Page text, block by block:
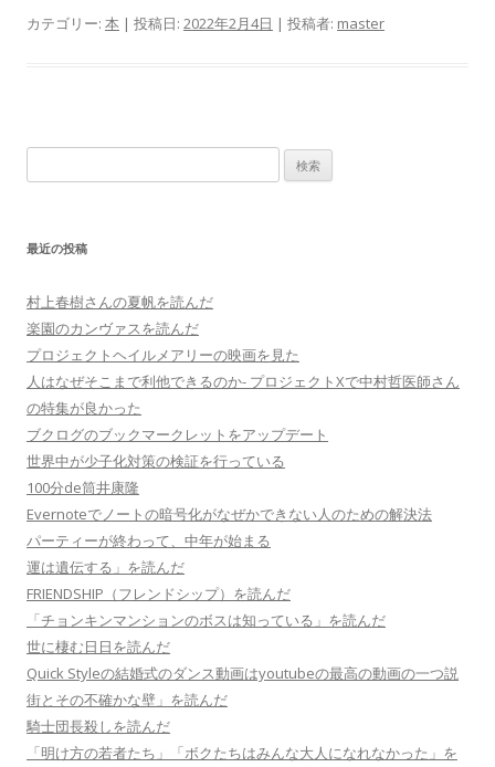
カテゴリー: 本 | 投稿日: 2022年2月4日 | 投稿者: master
索:
最近の投稿
村上春樹さんの夏帆を読んだ
楽園のカンヴァスを読んだ
プロジェクトヘイルメアリーの映画を見た
人はなぜそこまで利他できるのか- プロジェクトXで中村哲医師さん
の特集が良かった
ブクログのブックマークレットをアップデート
世界中が少子化対策の検証を行っている
100分de筒井康隆
Evernoteでノートの暗号化がなぜかできない人のための解決法
パーティーが終わって、中年が始まる
運は遺伝する」を読んだ
FRIENDSHIP（フレンドシップ）を読んだ
「チョンキンマンションのボスは知っている」を読んだ
世に棲む日日を読んだ
Quick Styleの結婚式のダンス動画はyoutubeの最高の動画の一つ説
街とその不確かな壁」を読んだ
騎士団長殺しを読んだ
「明け方の若者たち」「ボクたちはみんな大人になれなかった」を